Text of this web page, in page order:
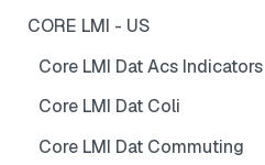
Core LMI Dat Ind
Core LMI Dat Occ
Core LMI Dat Unemp Ind
Core LMI Dat Wf Demog
Core LMI Detailed Dat Occ
Core LMI Detailed Dim Ind
Core LMI Detailed Dim Occ
Core LMI Detailed Meta
Core LMI Dat Demog
Core LMI Dat Econ Activity
Core LMI Dat Ind
Core LMI Dat Ind Gender Age
CORE LMI - US
Core LMI Dat Acs Indicators
Core LMI Dat Coli
Core LMI Dat Commuting